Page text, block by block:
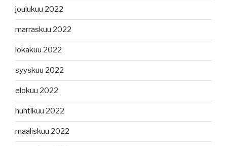
joulukuu 2022
marraskuu 2022
lokakuu 2022
syyskuu 2022
elokuu 2022
huhtikuu 2022
maaliskuu 2022